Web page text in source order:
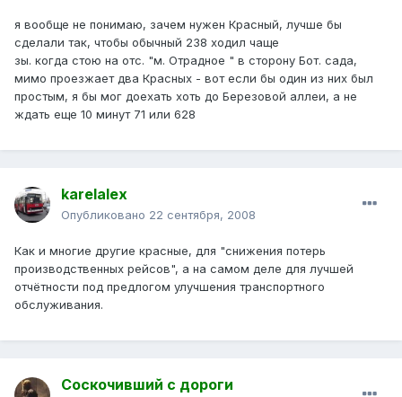
я вообще не понимаю, зачем нужен Красный, лучше бы
сделали так, чтобы обычный 238 ходил чаще
зы. когда стою на отс. "м. Отрадное " в сторону Бот. сада,
мимо проезжает два Красных - вот если бы один из них был
простым, я бы мог доехать хоть до Березовой аллеи, а не
ждать еще 10 минут 71 или 628
karelalex
Опубликовано 22 сентября, 2008
Как и многие другие красные, для "снижения потерь
производственных рейсов", а на самом деле для лучшей
отчётности под предлогом улучшения транспортного
обслуживания.
Соскочивший с дороги